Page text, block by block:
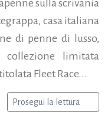
sulla scrivania
casa italiana
di penne di lusso,
collezione limitata
Fleet Race...
Prosegui la lettura